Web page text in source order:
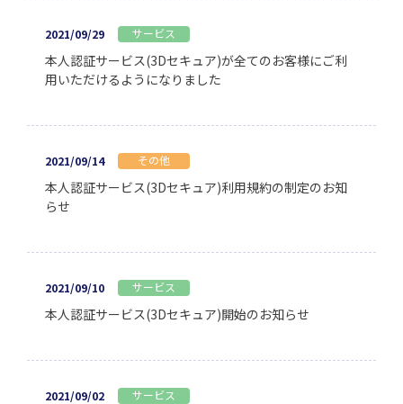
2021/09/29 サービス
本人認証サービス(3Dセキュア)が全てのお客様にご利
用いただけるようになりました
2021/09/14 その他
本人認証サービス(3Dセキュア)利用規約の制定のお知
らせ
2021/09/10 サービス
本人認証サービス(3Dセキュア)開始のお知らせ
2021/09/02 サービス